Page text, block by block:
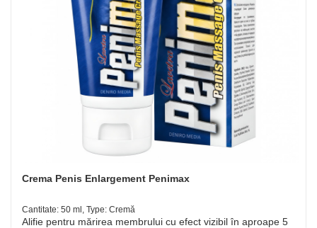
Crema Penis Enlargement Penimax
Cantitate: 50 ml, Type: Cremă
Alifie pentru mărirea membrului cu efect vizibil în aproape 5